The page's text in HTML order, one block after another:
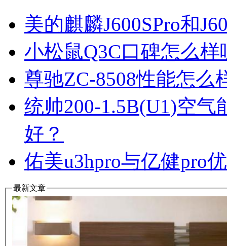
美的麒麟J600SPro和
小松鼠Q3C口碑怎么
尊驰ZC-8508性能怎么
统帅200-1.5B(U1)空
好？
佑美u3hpro与亿健pro
最新文章